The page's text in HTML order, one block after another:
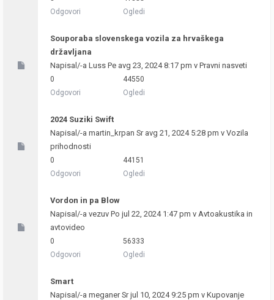
Odgovori
Ogledi
Souporaba slovenskega vozila za hrvaškega
državljana
Napisal/-a Luss Pe avg 23, 2024 8:17 pm v Pravni nasveti
0
Odgovori
44550
Ogledi
2024 Suziki Swift
Napisal/-a martin_krpan Sr avg 21, 2024 5:28 pm v Vozila
prihodnosti
0
Odgovori
44151
Ogledi
Vordon in pa Blow
Napisal/-a vezuv Po jul 22, 2024 1:47 pm v Avtoakustika in
avtovideo
0
Odgovori
56333
Ogledi
Smart
Napisal/-a meganerSr jul 10, 2024 9:25 pm v Kupovanje